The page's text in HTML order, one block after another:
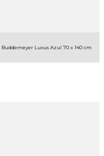
Buddemeyer Luxus Azul 70 x 140 cm